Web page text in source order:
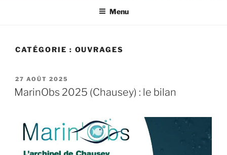
Menu
CATÉGORIE : OUVRAGES
PUBLIÉ
LE
27 AOÛT 2025
MarinObs 2025 (Chausey) : le bilan